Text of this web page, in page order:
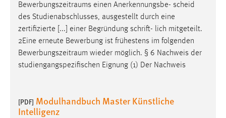
Bewerbungszeitraums einen Anerkennungsbe- scheid
des Studienabschlusses, ausgestellt durch eine
zertifizierte [...] einer Begründung schrift- lich mitgeteilt.
2Eine erneute Bewerbung ist frühestens im folgenden
Bewerbungszeitraum wieder möglich. § 6 Nachweis der
studiengangspezifischen Eignung (1) Der Nachweis
[PDF] Modulhandbuch Master Künstliche
Intelligenz